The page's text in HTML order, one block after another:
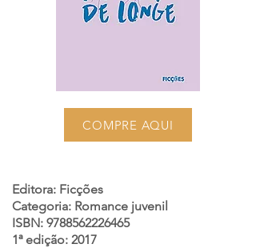
COMPRE AQUI
Editora: Ficções
Categoria: Romance juvenil
ISBN: 9788562226465
1ª edição: 2017